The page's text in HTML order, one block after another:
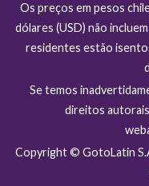
Os preços em pesos
dólares (USD) não
residentes estão
Se temos
direitos
Copyright © GotoLatin